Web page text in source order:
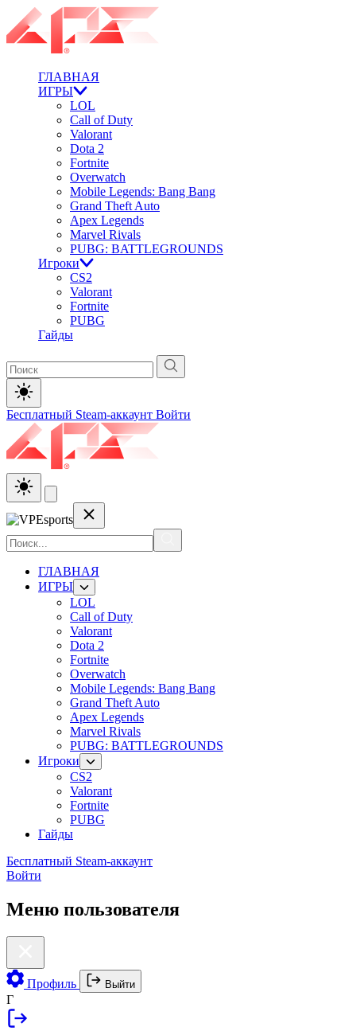
ГЛАВНАЯ
ИГРЫ
LOL
Call of Duty
Valorant
Dota 2
Fortnite
Overwatch
Mobile Legends: Bang Bang
Grand Theft Auto
Apex Legends
Marvel Rivals
PUBG: BATTLEGROUNDS
Игроки
CS2
Valorant
Fortnite
PUBG
Гайды
Бесплатный Steam-аккаунт Войти
ГЛАВНАЯ
ИГРЫ
LOL
Call of Duty
Valorant
Dota 2
Fortnite
Overwatch
Mobile Legends: Bang Bang
Grand Theft Auto
Apex Legends
Marvel Rivals
PUBG: BATTLEGROUNDS
Игроки
CS2
Valorant
Fortnite
PUBG
Гайды
Бесплатный Steam-аккаунт
Войти
Меню пользователя
Профиль Выйти
Г